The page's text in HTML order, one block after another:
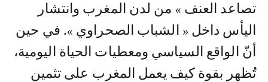
تصاعد العنف » من لدن المغرب وانتشار
اليأس داخل « الشباب الصحراوي ». في حين
أنّ الواقع السياسي ومعطيات الحياة اليومية،
تُظهر بقوة كيف يعمل المغرب على تثمين